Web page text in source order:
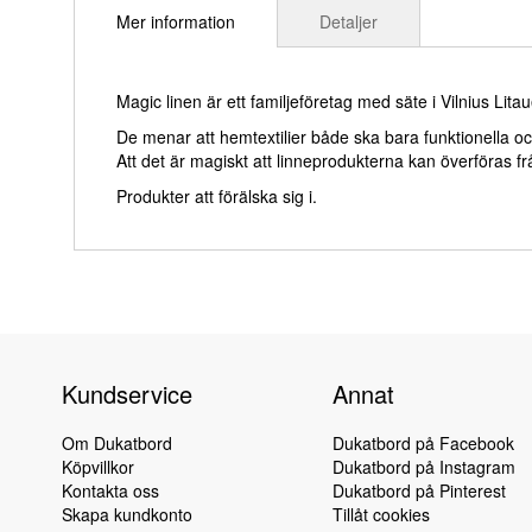
börjanMer information
Magic linen är ett familjeföretag med säte i Vilnius
De menar att hemtextilier både ska bara funktionella
Att det är magiskt att linneprodukterna kan överföras
Produkter att förälska sig i.
Detaljer
Kundservice
Om Dukatbord
Köpvillkor
Kontakta oss
Skapa kundkonto
Annat
Dukatbord på Facebook
Dukatbord på Instagram
Dukatbord på Pinterest
Tillåt cookies